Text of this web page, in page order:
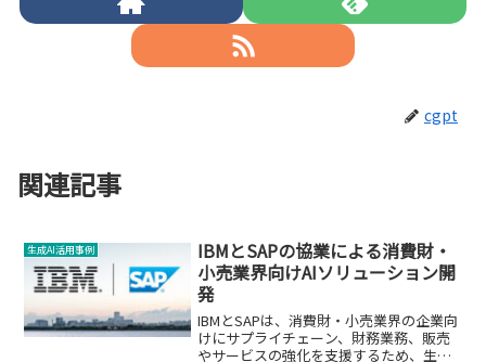
cgpt
関連記事
生成AI活用事例
IBMとSAPの協業による消費財・
小売業界向けAIソリューション開
発
IBMとSAPは、消費財・小売業界の企業向
けにサプライチェーン、財務業務、販売
やサービスの強化を支援するため、生成